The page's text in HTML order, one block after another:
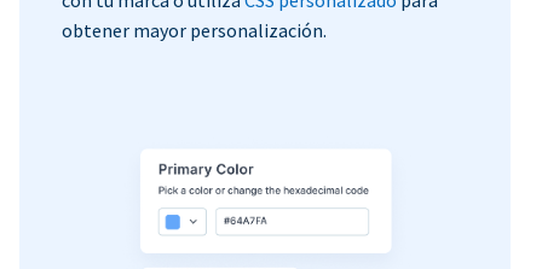
obtener mayor personalización.